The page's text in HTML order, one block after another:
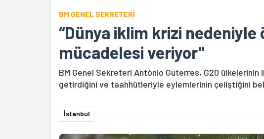
BM GENEL SEKRETERİ
“Dünya iklim krizi nedeniyle
mücadelesi veriyor"
BM Genel Sekreteri António Guterres, G20
getirdiğini ve taahhütleriyle eylemlerinin çeliştiğini
İstanbul